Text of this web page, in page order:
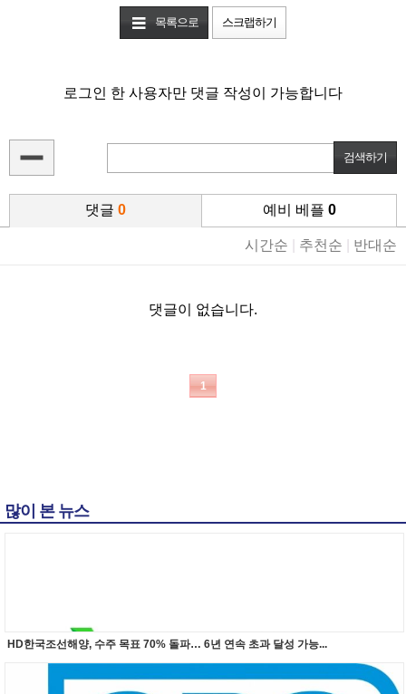
목록으로 스크랩하기
로그인 한 사용자만 댓글 작성이 가능합니다
댓글 0 예비 베플 0
시간순 추천순 반대순
댓글이 없습니다.
1
많이 본 뉴스
HD한국조선해양, 수주 목표 70% 돌파… 6년 연속 초과 달성 가능...